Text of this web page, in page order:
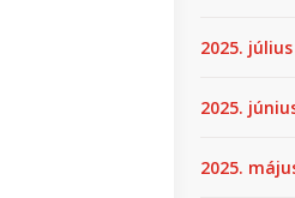
2025. július
2025.
2025.